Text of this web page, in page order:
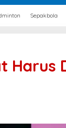
Sepakbola
Harus